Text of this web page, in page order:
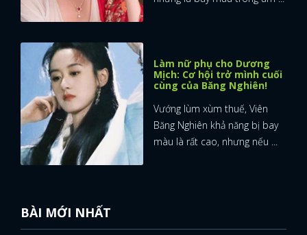
Làm nữ phụ cho Dương
Mịch: Cơ hội trở mình cuối
cùng của Băng Nghiên!
Vướng lùm xùm thuế, Viên
Băng Nghiên khả năng bị bay
màu là rất cao, nhưng nếu ...
BÀI MỚI NHẤT